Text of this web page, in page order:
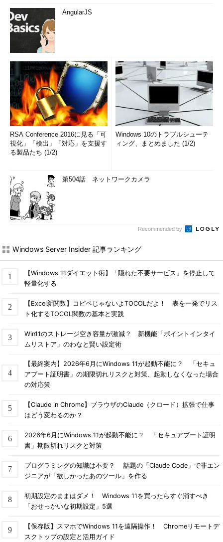
AngularJS
RSA Conference 2016に見る「可
視化」「検出」「対応」を支援す
る製品たち (1/2)
Windows 10のトラブルシューテ
ィング、まとめました (1/2)
第504話 ネットワークカメラ
Recommended by
Windows Server Insider 記事ランキング
【Windows 11ダイエット術】「隠れた不要サービス」を停止して
軽量化する
【Excel新関数】コピペじゃないよTOCOLだよ！ 表を一発でリス
ト化するTOCOL関数の基本と実践
Win11のストレージ空き容量が激減？ 新機能「ポイントインタイ
ムリストア」のわなと賢い設定術
【最終案内】2026年6月にWindows 11が起動不能に？ 「セキュ
アブート証明書」の期限切れリスクと対策、起動しなくなった場合
の対応策
【Claude in Chrome】ブラウザのClaude（クロード）拡張で仕事
はどう変わるのか？
2026年6月にWindows 11が起動不能に？ 「セキュアブート証明
書」期限切れリスクと対策
プログラミングの知識は不要？ 話題の「Claude Code」で非エン
ジニアが「欲しかったあのツール」を作る
初期設定のままはダメ！ Windows 11を買ったらすぐ消すべき
「おせっかいな初期設定」5選
【保存版】スマホでWindows 11を遠隔操作！ Chromeリモートデ
スクトップの設定と活用ガイド